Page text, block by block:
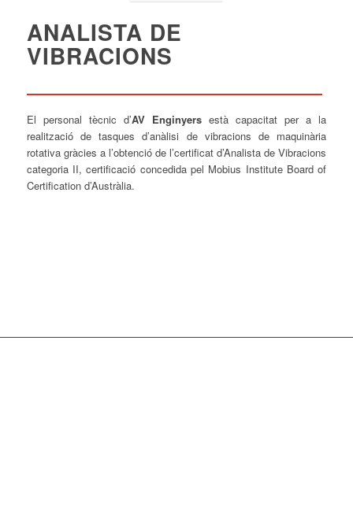
ANALISTA DE
VIBRACIONS
El personal tècnic d’AV Enginyersestà capacitat per a la
realització de tasques d’anàlisi de vibracions de maquinària
rotativa gràcies a l’obtenció de l’certificat d’Analista de Vibracions
categoria II, certificació concedida pel Mobius Institute Board of
Certification d’Austràlia.